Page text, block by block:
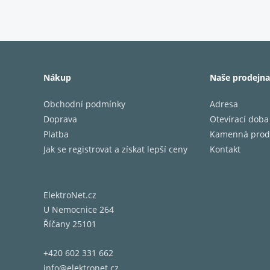
Nákup
Obchodní podmínky
Doprava
Platba
Jak se registrovat a získat lepší ceny
Naše prodejna
Adresa
Otevírací doba
Kamenná
Kontakt
ElektroNet.cz
U Nemocnice 264
Říčany 25101
+420 602 331 662